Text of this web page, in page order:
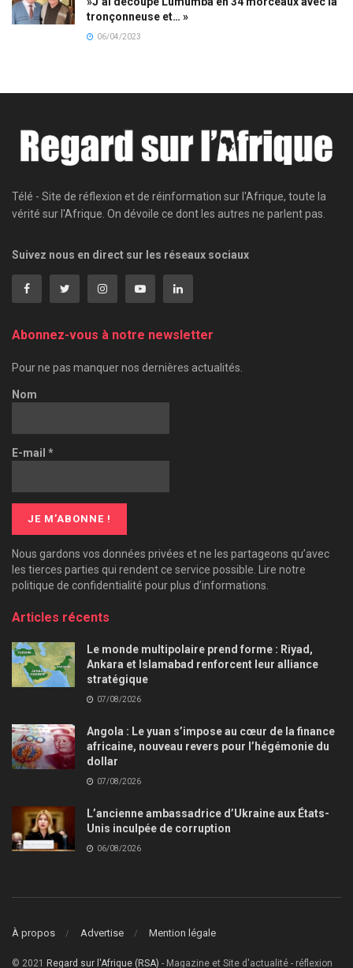
tronçonneuse et… »
06/04/2023
Télé - Site de réflexion et de réinformation sur l'Afrique, toute la
vérité sur l'Afrique. On dévoile ce dont les autres ne parlent pas.
Suivez nous en direct sur les réseaux sociaux
Abonnez-vous à notre newsletter
Pour ne pas manquer nos dernières actualités.
Nom
E-mail *
Nous gardons vos données privées et ne les partageons qu’avec
les tierces parties qui rendent ce service possible. Lire notre
politique de confidentialité pour plus d’informations.
Articles récents
Le monde multipolaire prend forme : Riyad,
Ankara et Islamabad renforcent leur alliance
stratégique
07/08/2026
Angola : Le yuan s’impose au cœur de la finance
africaine, nouveau revers pour l’hégémonie du
dollar
07/08/2026
L’ancienne ambassadrice d’Ukraine aux États-
Unis inculpée de corruption
06/08/2026
À propos Advertise Mention légale
© 2021 Regard sur l'Afrique (RSA) - Magazine et Site d'actualité - réflexion